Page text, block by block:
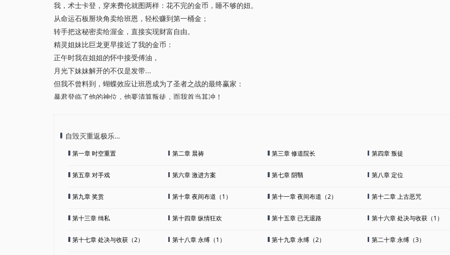
我，术士卡登，穿来费伦就图两样：花不完的金币，睡不够的妞。
从命运石板掰块角卖给班恩，轻松赚到第一桶金；
转手把这秘密卖给渥金，直接实现财富自由。
精灵姐妹比巨龙更早接近了我的金币：
正午时我在姐姐的怀中接受傅油，
月光下妹妹解开的不仅是发带...
但我不曾料到，蝴蝶效应让班恩成为了圣者之战的最终赢家：
暴君登临了他的神位，他要清算叛徒，而我首当其冲！
自毁灭重返极乐…
第一章 时空重置 第二章 晨祷 第三章 修道院长 第四章 叛徒
第五章 对手戏 第六章 激进方案 第七章 阴翳 第八章 定位
第九章 奖赏 第十章 夜间布道（1） 第十一章 夜间布道（2） 第十二章 上古恶咒
第十三章 缉私 第十四章 纵情狂欢 第十五章 已无退路 第十六章 处决与收获（1）
第十七章 处决与收获（2） 第十八章 永缚（1） 第十九章 永缚（2） 第二十章 永缚（3）